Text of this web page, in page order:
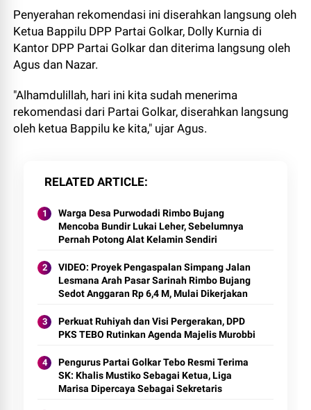
Penyerahan rekomendasi ini diserahkan langsung oleh
Ketua Bappilu DPP Partai Golkar, Dolly Kurnia di
Kantor DPP Partai Golkar dan diterima langsung oleh
Agus dan Nazar.
"Alhamdulillah, hari ini kita sudah menerima
rekomendasi dari Partai Golkar, diserahkan langsung
oleh ketua Bappilu ke kita," ujar Agus.
RELATED ARTICLE
Warga Desa Purwodadi Rimbo Bujang
Mencoba Bundir Lukai Leher, Sebelumnya
Pernah Potong Alat Kelamin Sendiri
VIDEO: Proyek Pengaspalan Simpang Jalan
Lesmana Arah Pasar Sarinah Rimbo Bujang
Sedot Anggaran Rp 6,4 M, Mulai Dikerjakan
Perkuat Ruhiyah dan Visi Pergerakan, DPD
PKS TEBO Rutinkan Agenda Majelis Murobbi
Pengurus Partai Golkar Tebo Resmi Terima
SK: Khalis Mustiko Sebagai Ketua, Liga
Marisa Dipercaya Sebagai Sekretaris